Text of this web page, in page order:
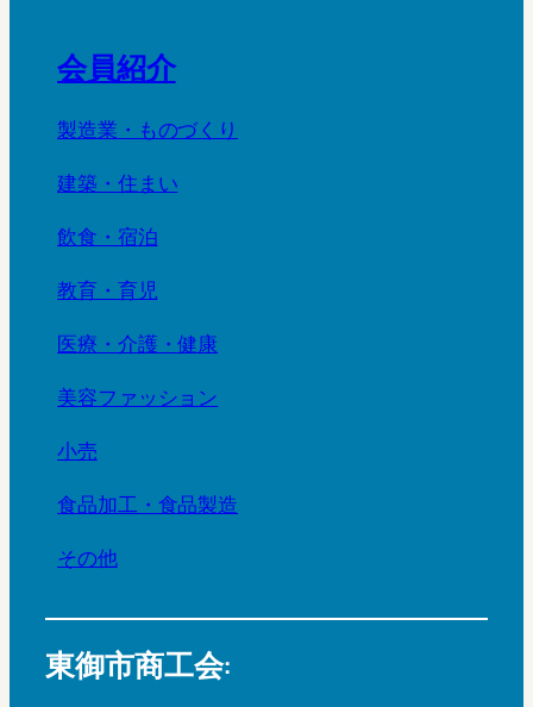
会員紹介
製造業・ものづくり
建築・住まい
飲食・宿泊
教育・育児
医療・介護・健康
美容ファッション
小売
食品加工・食品製造
その他
東御市商工会: